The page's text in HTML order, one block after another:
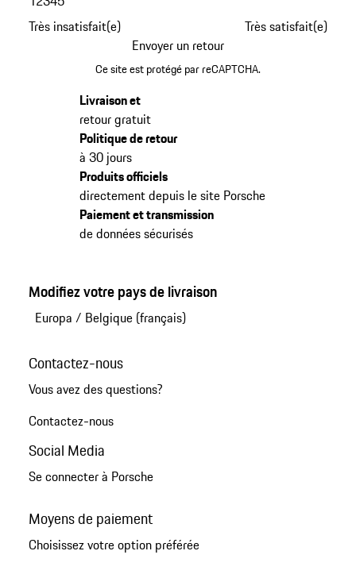
Très insatisfait(e)
Très satisfait(e)
Envoyer un retour
Ce site est protégé par reCAPTCHA.
Livraison et
retour gratuit
Politique de retour
à 30 jours
Produits officiels
directement depuis le site Porsche
Paiement et transmission
de données sécurisés
Modifiez votre pays de livraison
Europa / Belgique (français)
Contactez-nous
Vous avez des questions?
Contactez-nous
Social Media
Se connecter à Porsche
Moyens de paiement
Choisissez votre option préférée